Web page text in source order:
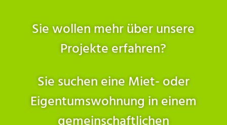
Sie wollen mehr über unsere
Projekte erfahren?
Sie suchen eine Miet- oder
Eigentumswohnung in einem